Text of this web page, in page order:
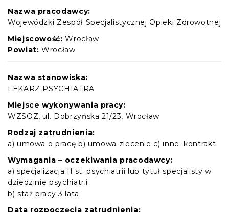
Nazwa pracodawcy:
Wojewódzki Zespół Specjalistycznej Opieki Zdrowotnej
Miejscowość: Wrocław
Powiat: Wrocław
Nazwa stanowiska:
LEKARZ PSYCHIATRA
Miejsce wykonywania pracy:
WZSOZ, ul. Dobrzyńska 21/23, Wrocław
Rodzaj zatrudnienia:
a) umowa o pracę b) umowa zlecenie c) inne: kontrakt
Wymagania – oczekiwania pracodawcy:
a) specjalizacja II st. psychiatrii lub tytuł specjalisty w
dziedzinie psychiatrii
b) staż pracy 3 lata
Data rozpoczęcia zatrudnienia: